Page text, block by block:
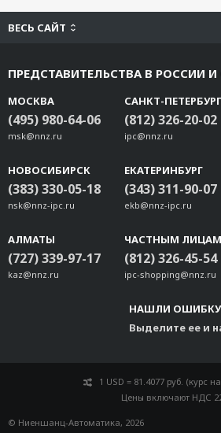
ВЕСЬ САЙТ
ПРЕДСТАВИТЕЛЬСТВА В РОССИИ И
МОСКВА
(495) 980-64-06
msk@nnz.ru
САНКТ-ПЕТЕРБУРГ
(812) 326-20-02
ipc@nnz.ru
НОВОСИБИРСК
(383) 330-05-18
nsk@nnz-ipc.ru
ЕКАТЕРИНБУРГ
(343) 311-90-07
ekb@nnz-ipc.ru
АЛМАТЫ
(727) 339-97-17
kaz@nnz.ru
ЧАСТНЫМ ЛИЦАМ
(812) 326-45-54
ipc-shopping@nnz.ru
НАШЛИ ОШИБКУ
Выделите ее и
1 USD = 81.4077 руб. (курс
Цены включают НДС
© Ниеншанц-Автоматика, 2026